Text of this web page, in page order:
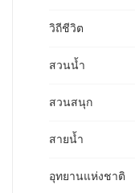
วิถีชีวิต
สวนน้ำ
สวนสนุก
สายน้ำ
อุทยานแห่งชาติ